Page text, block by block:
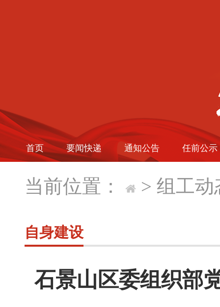
首页 要闻快递 通知公告 任前公示
当前位置： > 组工动
自身建设
石景山区委组织部